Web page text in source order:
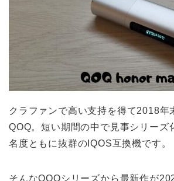
クラファンで高い支持を得て2018年
QOQ。短い期間の中で見事シリーズ
名度ともに抜群のIQOS互換機です。
そんなQOQシリーズから最新作が